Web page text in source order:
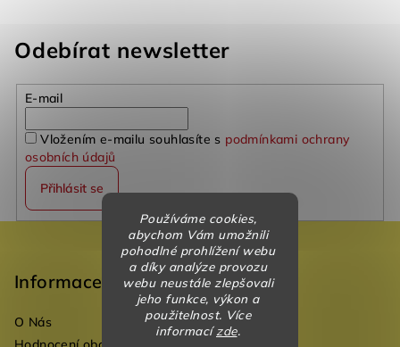
Používáme cookies,
abychom Vám umožnili
pohodlné prohlížení webu
a díky analýze provozu
webu neustále zlepšovali
jeho funkce, výkon a
použitelnost. Více
informacízde.
Odebírat newsletter
E-mail
Vložením e-mailu souhlasíte s podmínkami ochrany
osobních údajů
Přihlásit se
Informace
O Nás